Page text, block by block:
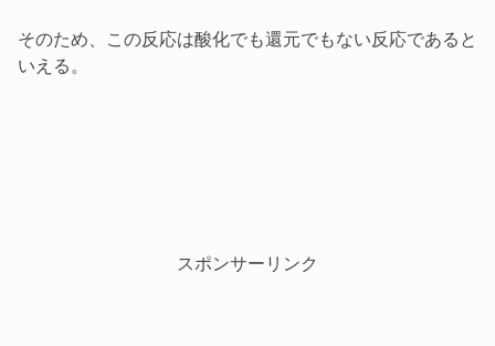
そのため、この反応は酸化でも還元でもない反応であると
いえる。
スポンサーリンク